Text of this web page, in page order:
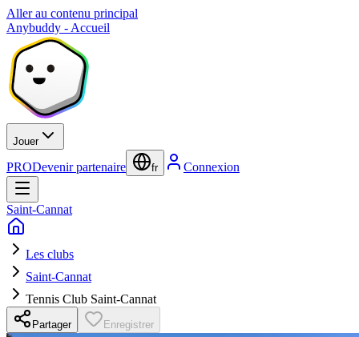
Aller au contenu principal
Anybuddy - Accueil
Jouer
PRODevenir partenaire fr Connexion
Saint-Cannat
Les clubs
Saint-Cannat
Tennis Club Saint-Cannat
Partager Enregistrer